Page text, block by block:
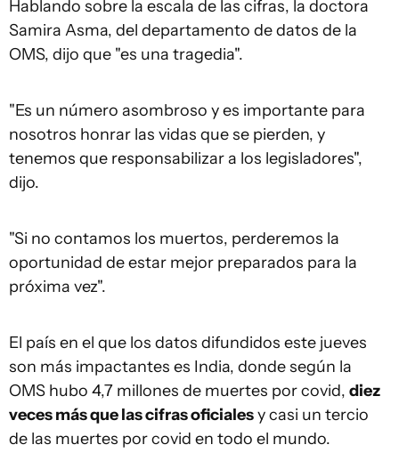
Hablando sobre la escala de las cifras, la doctora
Samira Asma, del departamento de datos de la
OMS, dijo que "es una tragedia".
"Es un número asombroso y es importante para
nosotros honrar las vidas que se pierden, y
tenemos que responsabilizar a los legisladores",
dijo.
"Si no contamos los muertos, perderemos la
oportunidad de estar mejor preparados para la
próxima vez".
El país en el que los datos difundidos este jueves
son más impactantes es India, donde según la
OMS hubo 4,7 millones de muertes por covid, diez
veces más que las cifras oficialesy casi un tercio
de las muertes por covid en todo el mundo.